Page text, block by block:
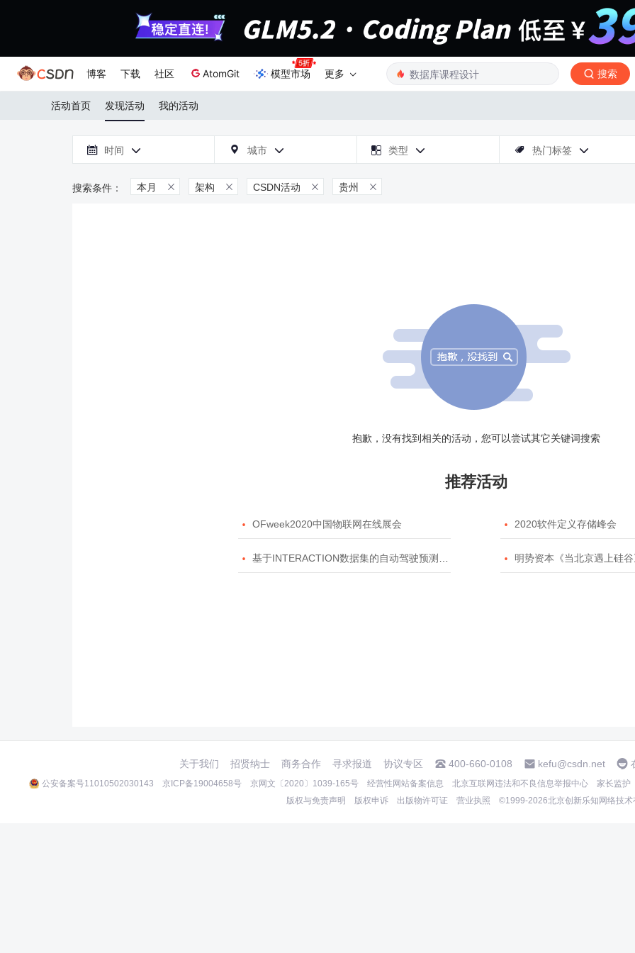
博客 下载 社区 AtomGit 模型市场 更多 搜索
活动首页 发现活动 我的活动
 时间   城市   类型   热门标签 
本月  架构  CSDN活动  贵州 
抱歉，没有找到相关的活动，您可以尝试其它关键词搜索
推荐活动
 OFweek2020中国物联网在线展会  2020软件定义存储峰会
 基于INTERACTION数据集的自动驾驶预测模型挑战赛  明势资本《当北京遇上硅谷》系列
关于我们 招贤纳士 商务合作 寻求报道 协议专区 400-660-0108 kefu@csdn.net
公安备案号11010502030143 京ICP备19004658号 京网文〔2020〕1039-165号 经营性网站备案信息 北京互联网违法和不良信息举报中心 家长监护
版权与免责声明
版权申诉 出版物许可证 营业执照 ©1999-2026北京创新乐知网络技术